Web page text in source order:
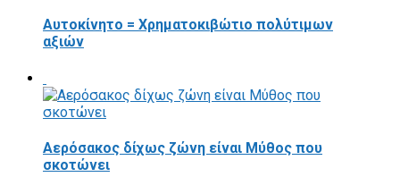
Αυτοκίνητο = Χρηματοκιβώτιο πολύτιμων
αξιών
Αερόσακος δίχως ζώνη είναι Μύθος που
σκοτώνει